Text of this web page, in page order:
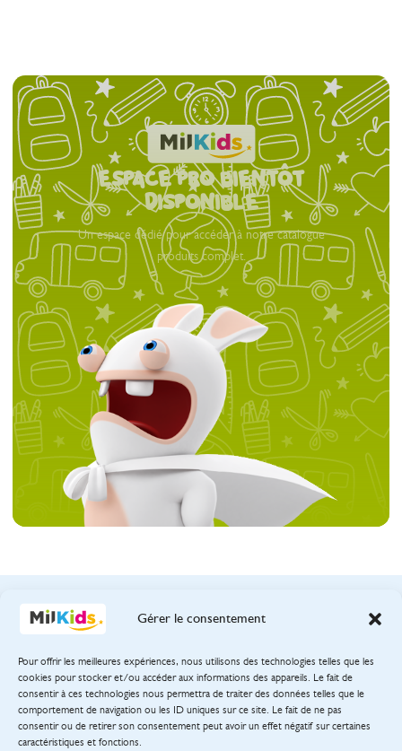
Gérer le consentement
Pour offrir les meilleures expériences, nous utilisons des technologies telles que les
cookies pour stocker et/ou accéder aux informations des appareils. Le fait de
consentir à ces technologies nous permettra de traiter des données telles que le
comportement de navigation ou les ID uniques sur ce site. Le fait de ne pas
consentir ou de retirer son consentement peut avoir un effet négatif sur certaines
caractéristiques et fonctions.
espace pro bientôt
Disponible
Un espace dédié pour accéder à notre catalogue
produits complet.
38 rue de Berri
75800 Paris